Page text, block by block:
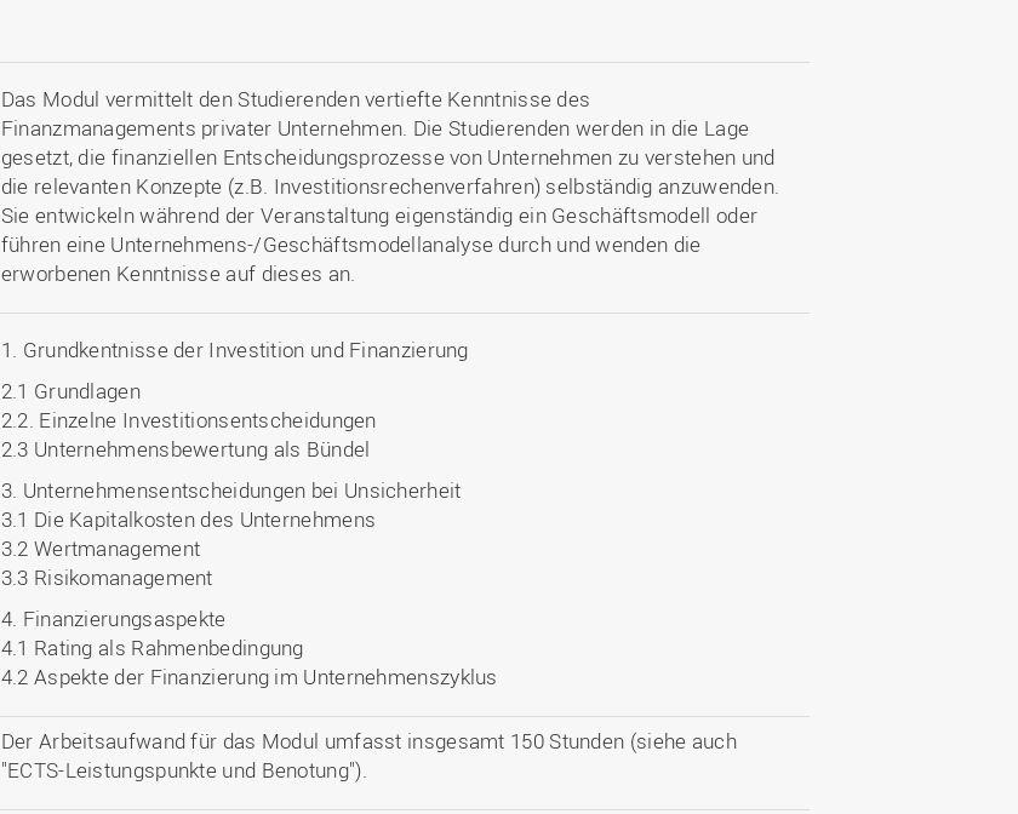
Das Modul vermittelt den Studierenden vertiefte Kenntnisse des
Finanzmanagements privater Unternehmen. Die Studierenden werden in die Lage
gesetzt, die finanziellen Entscheidungsprozesse von Unternehmen zu verstehen und
die relevanten Konzepte (z.B. Investitionsrechenverfahren) selbständig anzuwenden.
Sie entwickeln während der Veranstaltung eigenständig ein Geschäftsmodell oder
führen eine Unternehmens-/Geschäftsmodellanalyse durch und wenden die
erworbenen Kenntnisse auf dieses an.
1. Grundkentnisse der Investition und Finanzierung
2.1 Grundlagen
2.2. Einzelne Investitionsentscheidungen
2.3 Unternehmensbewertung als Bündel
3. Unternehmensentscheidungen bei Unsicherheit
3.1 Die Kapitalkosten des Unternehmens
3.2 Wertmanagement
3.3 Risikomanagement
4. Finanzierungsaspekte
4.1 Rating als Rahmenbedingung
4.2 Aspekte der Finanzierung im Unternehmenszyklus
Der Arbeitsaufwand für das Modul umfasst insgesamt 150 Stunden (siehe auch
"ECTS-Leistungspunkte und Benotung").